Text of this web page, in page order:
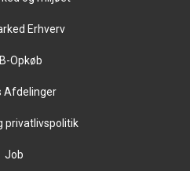
Erhverv
Opkøb
Afdelinger
privatlivspolitik
Job